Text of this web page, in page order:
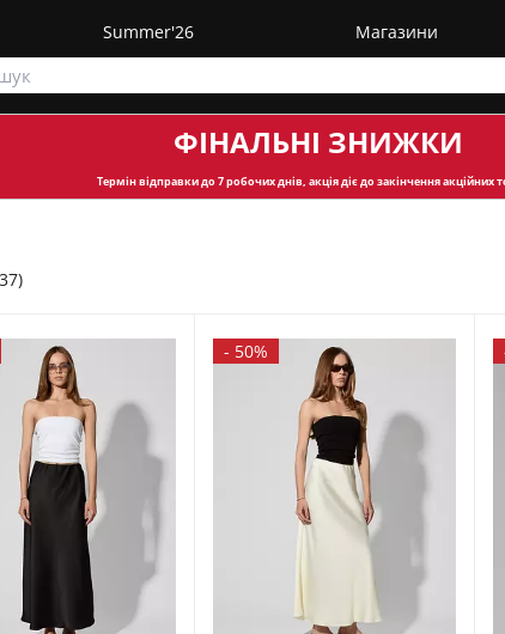
Summer'26 Магазини
ФІНАЛЬНІ ЗНИЖКИ
Термін відправкидо 7 робочих днів, акція діє до закінчення акційних
- 50%